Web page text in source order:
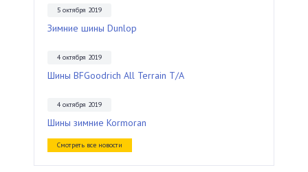
5 октября 2019
Зимние шины Dunlop
4 октября 2019
Шины BFGoodrich All Terrain T/A
4 октября 2019
Шины зимние Kormoran
Смотреть все новости